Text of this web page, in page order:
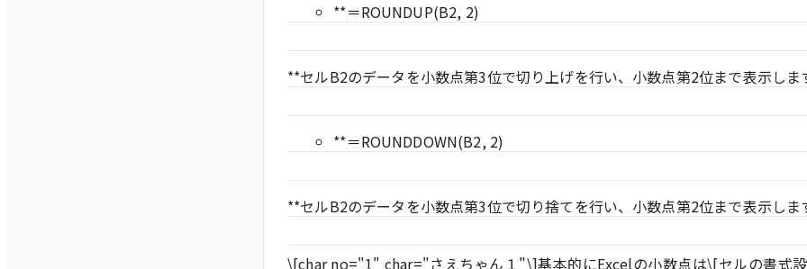
**＝ROUNDUP(B2, 2)
**セルB2のデータを小数点第3位で切り上げを行い、小数点第2位まで表示しま
**＝ROUNDDOWN(B2, 2)
**セルB2のデータを小数点第3位で切り捨てを行い、小数点第2位まで表示しま
\[char no="1" char="さえちゃん１"\]基本的にExcelの小数点は\[セルの書式